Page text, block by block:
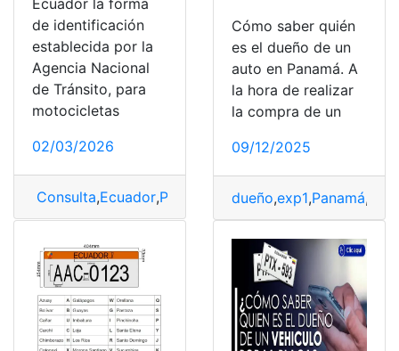
de identificación
establecida por la
Agencia Nacional
de Tránsito, para
motocicletas
02/03/2026
Consulta,Ecuador,Placas Placas de Motos
Cómo saber quién
es el dueño de un
auto en Panamá. A
la hora de realizar
la compra de un
09/12/2025
dueño,exp1,Panamá,